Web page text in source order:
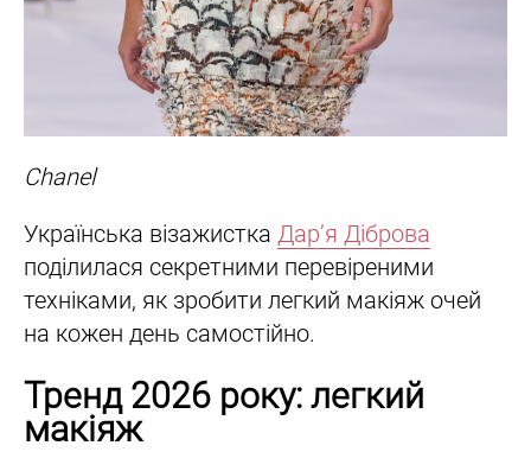
Chanel
Українська візажистка Дар’я Діброва
поділилася секретними перевіреними
техніками, як зробити легкий макіяж очей
на кожен день самостійно.
Тренд 2026 року: легкий
макіяж